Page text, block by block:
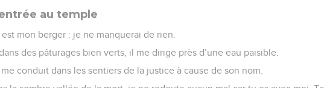
au temple
mon berger : je ne manquerai de rien.
des pâturages bien verts, il me dirige près d’une eau paisible.
conduit dans les sentiers de la justice à cause de son nom.